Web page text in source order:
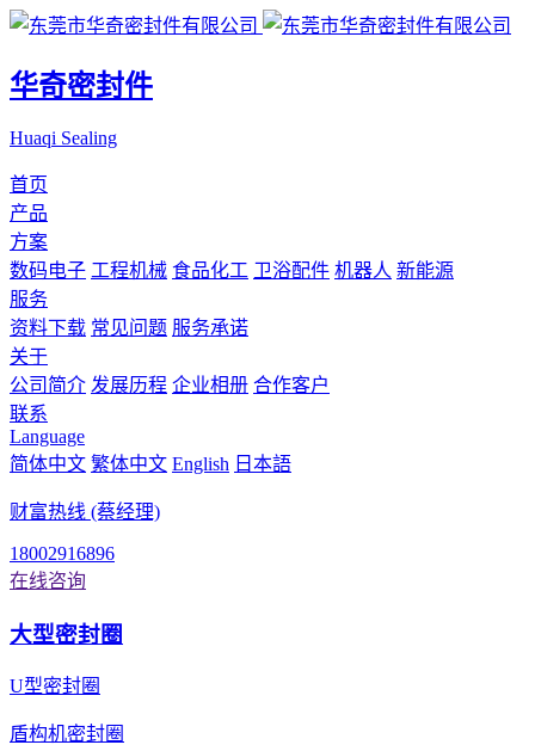
华奇密封件
Huaqi Sealing
首页
产品
方案
数码电子 工程机械 食品化工 卫浴配件 机器人 新能源
服务
资料下载 常见问题 服务承诺
关于
公司简介 发展历程 企业相册 合作客户
联系
Language
简体中文 繁体中文 English 日本語
财富热线 (蔡经理)
18002916896
在线咨询
大型密封圈
U型密封圈
盾构机密封圈